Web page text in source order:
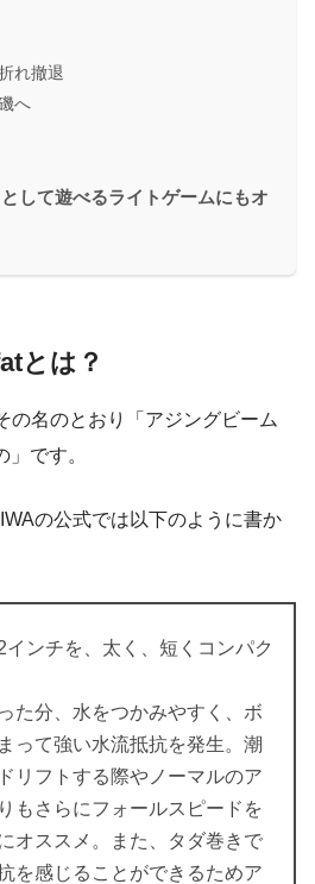
れ撤退
へ
して遊べるライトゲームにもオ
とは？
の名のとおり「アジングビーム
です。
の公式では以下のように書か
インチを、太く、短くコンパク
た分、水をつかみやすく、ボ
って強い水流抵抗を発生。潮
リフトする際やノーマルのア
もさらにフォールスピードを
オススメ。また、タダ巻きで
を感じることができるためア